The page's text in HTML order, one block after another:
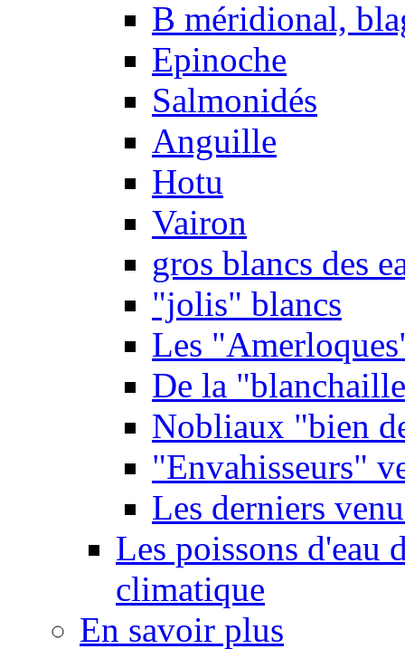
B méridional,
Epinoche
Salmonidés
Anguille
Hotu
Vairon
gros blancs des
"jolis" blancs
Les
De la
Nobliaux "bien
"Envahisseurs"
Les derniers
Les poissons d'eau
climatique
En savoir plus